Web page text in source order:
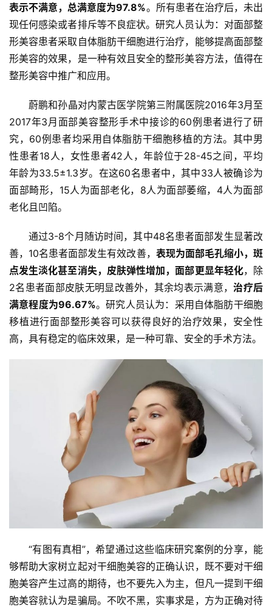
表示不满意 ，总满意度为97.8%。所有患者在治疗后，未出
现任何感染或者排斥等不良症状。研究人员认为：对面部整
形美容患者采取自体脂肪干细胞进行治疗，能够提高面部整
形美容的效果，是一种有效且安全的整形美容方法，值得在
整形美容中推广和应用。
蔚鹏和孙晶对内蒙古医学院第三附属医院2016年3月至
2017年3月面部美容整形手术中接诊的60例患者进行了研
究，60例患者均采用自体脂肪干细胞移植的方法。其中男
性患者18人，女性患者42人，年龄位于28-45之间，平均
年龄为33.5±1.3岁。在这60名患者中，其中33人被确诊为
面部畸形，15人为面部老化，8人为面部萎缩，4人为面部
老化且凹陷。
通过3-8个月随访时间，其中48名患者面部发生显著改
善，10名患者面部发生有效改善， 表现为面部毛孔缩小，斑
点发生淡化甚至消失，皮肤弹性增加，面部更显年轻化，除
2名患者面部皮肤无明显改善外，其余均表示满意，治疗后
满意程度为96.67%。研究人员认为：采用自体脂肪干细胞
移植进行面部整形美容可以获得良好的治疗效果，安全性
高，具有稳定的临床效果，是一种可靠、安全的手术方法。
“有图有真相”，希望通过这些临床研究案例的分享，能
够帮助大家树立起对干细胞美容的正确认识，既不要对干细
胞美容产生过高的期待，也不要先入为主，但凡一提到干细
胞美容就认为是骗局。不吹不黑，实事求是，方为正确对待